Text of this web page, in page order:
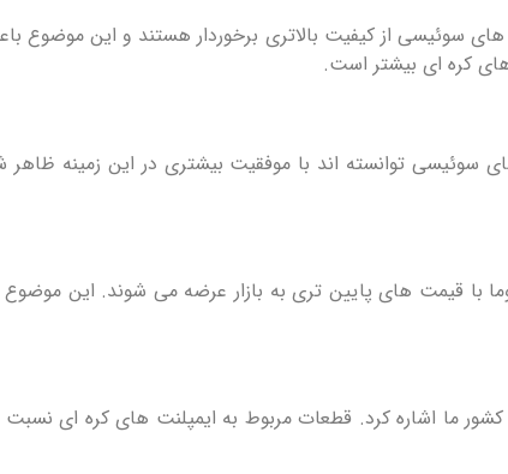
سوئیسی از کیفیت بالاتری برخوردار هستند و این موضوع
کره ای بیشتر است.
سوئیسی توانسته اند با موفقیت بیشتری در این زمینه ظاهر
با قیمت های پایین تری به بازار عرضه می شوند. این
ما اشاره کرد. قطعات مربوط به ایمپلنت های کره ای نسبت